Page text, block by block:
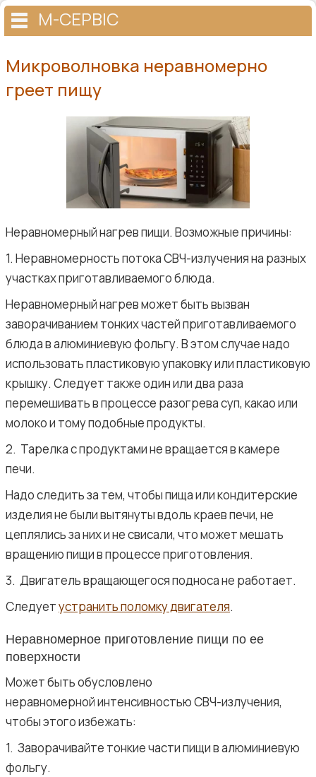
М-СЕРВІС
Микроволновка неравномерно
греет пищу
Неравномерный нагрев пищи. Возможные причины:
1. Неравномерность потока СВЧ-излучения на разных
участках приготавливаемого блюда.
Неравномерный нагрев может быть вызван
заворачиванием тонких частей приготавливаемого
блюда в алюминиевую фольгу. В этом случае надо
использовать пластиковую упаковку или пластиковую
крышку. Следует также один или два раза
перемешивать в процессе разогрева суп, какао или
молоко и тому подобные продукты.
2. Тарелка с продуктами не вращается в камере
печи.
Надо следить за тем, чтобы пища или кондитерские
изделия не были вытянуты вдоль краев печи, не
цеплялись за них и не свисали, что мо­жет мешать
вращению пищи в процессе приготовления.
3. Двигатель вращающегося подноса не работает.
Следуетустранить поломку двигателя.
Неравномерное приготовление пищи по ее
поверхности
Может быть обусловлено
неравномерной интенсивностью СВЧ-излучения,
чтобы этого избежать:
1. Заворачивайте тонкие части пищи в алюминиевую
фольгу.